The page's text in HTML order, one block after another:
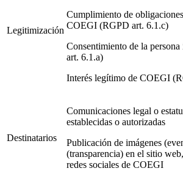
Legitimización
Cumplimiento de
COEGI (RGPD art. 6.1.c)
Consentimiento de la
art. 6.1.a)
Interés legítimo de COEGI
Destinatarios
Comunicaciones legal o
establecidas o autorizadas
Publicación de imágenes
(transparencia) en el sitio
redes sociales de COEGI